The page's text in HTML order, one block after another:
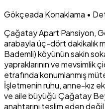
Gökçeada Konaklama •
Çağatay Apart Pansiyon,
arabayla üç-dört dakikalık
Bademli) köyünün sakin
yapraklarının ve mevsimlik
etrafında konumlanmış
İşletmenin ruhu, anne-kız
ve aile büyüğü Çağatay
anahtarını teslim eden